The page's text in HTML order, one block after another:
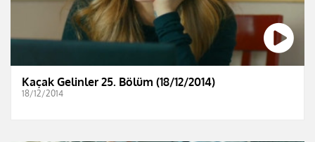
Kaçak Gelinler 25. Bölüm (18/12/2014)
18/12/2014